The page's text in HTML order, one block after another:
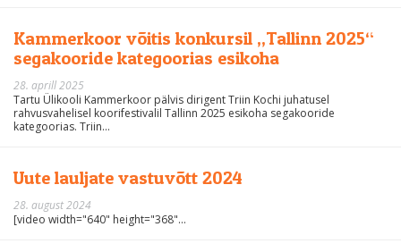
Kammerkoor võitis konkursil „Tallinn 2025“
segakooride kategoorias esikoha
28. aprill 2025
Tartu Ülikooli Kammerkoor pälvis dirigent Triin Kochi juhatusel
rahvusvahelisel koorifestivalil Tallinn 2025 esikoha segakooride
kategoorias. Triin...
Uute lauljate vastuvõtt 2024
28. august 2024
[video width="640" height="368"...